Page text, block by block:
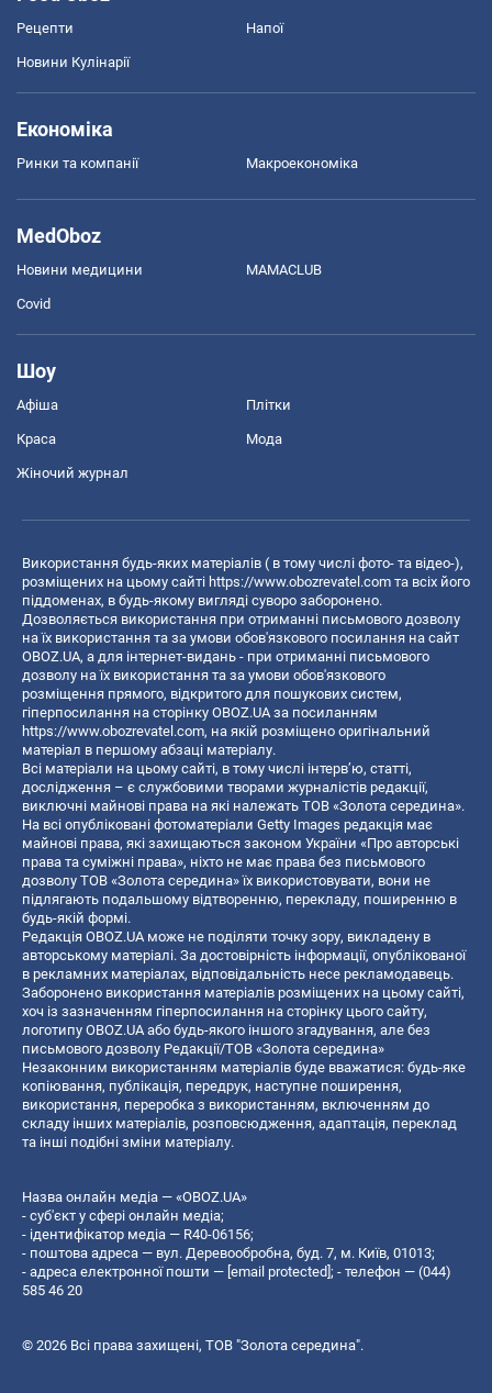
Рецепти Напої
Новини Кулінарії
Економіка
Ринки та компанії Макроекономіка
MedOboz
Новини медицини MAMACLUB
Covid
Шоу
Афіша Плітки
Краса Мода
Жіночий журнал
Використання будь-яких матеріалів ( в тому числі фото- та відео-),
розміщених на цьому сайті https://www.obozrevatel.com та всіх його
піддоменах, в будь-якому вигляді суворо заборонено.
Дозволяється використання при отриманні письмового дозволу
на їх використання та за умови обов'язкового посилання на сайт
OBOZ.UA, а для інтернет-видань - при отриманні письмового
дозволу на їх використання та за умови обов'язкового
розміщення прямого, відкритого для пошукових систем,
гіперпосилання на сторінку OBOZ.UA за посиланням
https://www.obozrevatel.com, на якій розміщено оригінальний
матеріал в першому абзаці матеріалу.
Всі матеріали на цьому сайті, в тому числі інтерв’ю, статті,
дослідження – є службовими творами журналістів редакції,
виключні майнові права на які належать ТОВ «Золота середина».
На всі опубліковані фотоматеріали Getty Images редакція має
майнові права, які захищаються законом України «Про авторські
права та суміжні права», ніхто не має права без письмового
дозволу ТОВ «Золота середина» їх використовувати, вони не
підлягають подальшому відтворенню, перекладу, поширенню в
будь-якій формі.
Редакція OBOZ.UA може не поділяти точку зору, викладену в
авторському матеріалі. За достовірність інформації, опублікованої
в рекламних матеріалах, відповідальність несе рекламодавець.
Заборонено використання матеріалів розміщених на цьому сайті,
хоч із зазначенням гіперпосилання на сторінку цього сайту,
логотипу OBOZ.UA або будь-якого іншого згадування, але без
письмового дозволу Редакції/ТОВ «Золота середина»
Незаконним використанням матеріалів буде вважатися: будь-яке
копiювання, публiкацiя, передрук, наступне поширення,
використання, переробка з використанням, включенням до
складу інших матеріалів, розповсюдження, адаптація, переклад
та інші подібні зміни матеріалу.
Назва онлайн медіа — «OBOZ.UA»
- суб'єкт у сфері онлайн медіа;
- ідентифікатор медіа — R40-06156;
- поштова адреса — вул. Деревообробна, буд. 7, м. Київ, 01013;
- адреса електронної пошти — [email protected] ; - телефон — (044)
585 46 20
© 2026 Всі права захищені, ТОВ "Золота середина".